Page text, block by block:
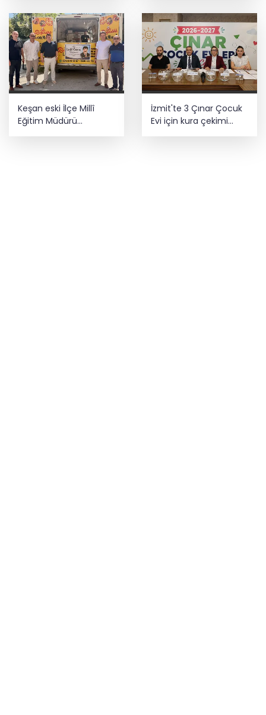
Keşan eski İlçe Millî
Eğitim Müdürü
İzmit'te 3 Çınar Çocuk
Evi için kura çekimi